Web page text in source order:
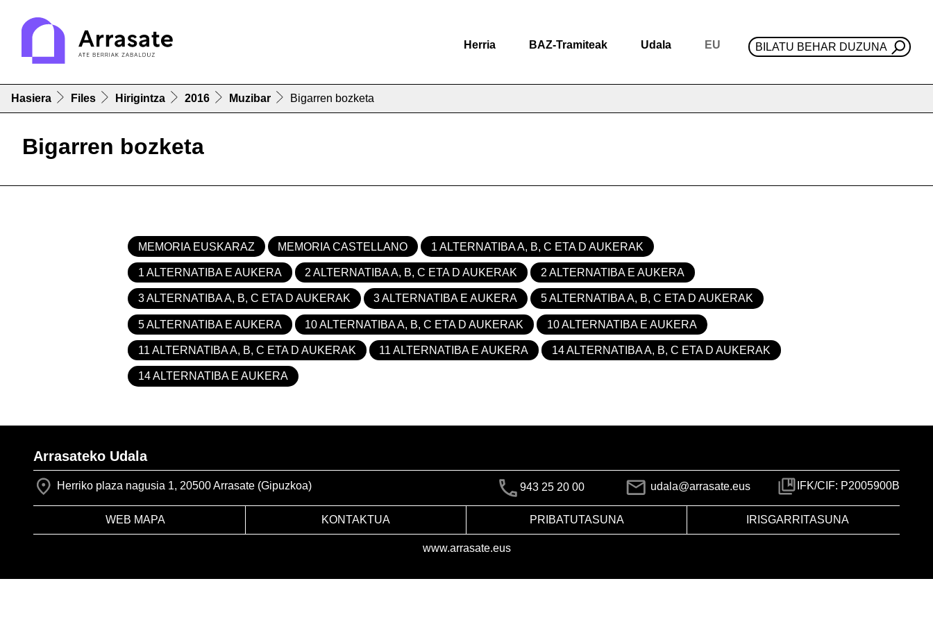
Herria BAZ-Tramiteak Udala EU BILATU BEHAR DUZUNA
Hasiera Files Hirigintza 2016 Muzibar Bigarren bozketa
Bigarren bozketa
MEMORIA EUSKARAZ MEMORIA CASTELLANO 1 ALTERNATIBA A, B, C ETA D AUKERAK
1 ALTERNATIBA E AUKERA 2 ALTERNATIBA A, B, C ETA D AUKERAK 2 ALTERNATIBA E AUKERA
3 ALTERNATIBA A, B, C ETA D AUKERAK 3 ALTERNATIBA E AUKERA 5 ALTERNATIBA A, B, C ETA D AUKERAK
5 ALTERNATIBA E AUKERA 10 ALTERNATIBA A, B, C ETA D AUKERAK 10 ALTERNATIBA E AUKERA
11 ALTERNATIBA A, B, C ETA D AUKERAK 11 ALTERNATIBA E AUKERA 14 ALTERNATIBA A, B, C ETA D AUKERAK
14 ALTERNATIBA E AUKERA
Arrasateko Udala
Herriko plaza nagusia 1, 20500 Arrasate (Gipuzkoa) 943 25 20 00 udala@arrasate.eus IFK/CIF: P2005900B
WEB MAPA KONTAKTUA PRIBATUTASUNA IRISGARRITASUNA
www.arrasate.eus